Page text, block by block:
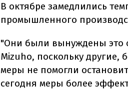
В октябре замедлились
промышленного
"Они были вынуждены это
Mizuho, поскольку
меры не помогли
сегодня меры более